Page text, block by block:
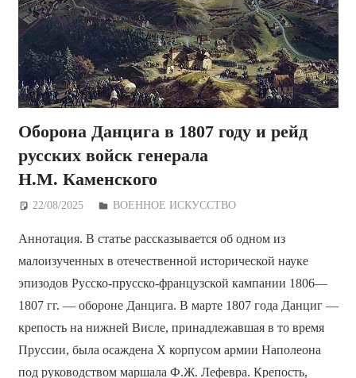
Оборона Данцига в 1807 году и рейд
русских войск генерала
Н.М. Каменского
22/08/2025 Дежурный по Редакции
ВОЕННОЕ ИСКУССТВО
Аннотация. В статье рассказывается об одном из
малоизученных в отечественной исторической науке
эпизодов Русско-прусско-французской кампании 1806—
1807 гг. — обороне Данцига. В марте 1807 года Данциг —
крепость на нижней Висле, принадлежавшая в то время
Пруссии, была осаждена X корпусом армии Наполеона
под руководством маршала Ф.Ж. Лефевра. Крепость,